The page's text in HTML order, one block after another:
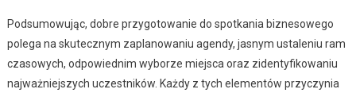
Podsumowując, dobre przygotowanie do spotkania biznesowego
polega na skutecznym zaplanowaniu agendy, jasnym ustaleniu ram
czasowych, odpowiednim wyborze miejsca oraz zidentyfikowaniu
najważniejszych uczestników. Każdy z tych elementów przyczynia